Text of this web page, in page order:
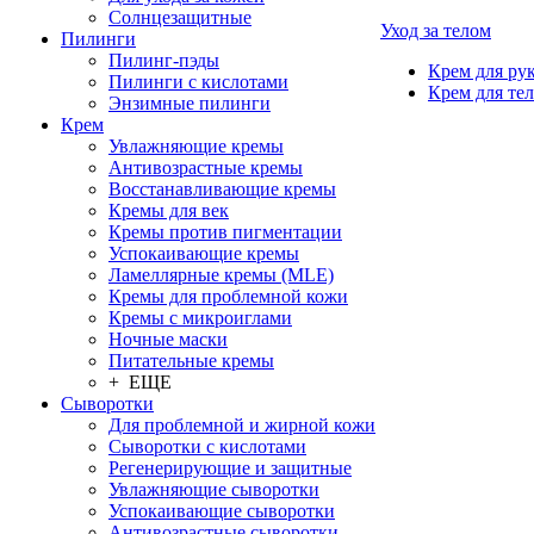
Солнцезащитные
Пилинги
Пилинг-пэды
Пилинги с кислотами
Энзимные пилинги
Крем
Увлажняющие кремы
Антивозрастные кремы
Восстанавливающие кремы
Кремы для век
Кремы против пигментации
Успокаивающие кремы
Ламеллярные кремы (MLE)
Кремы для проблемной кожи
Кремы с микроиглами
Ночные маски
Питательные кремы
+ ЕЩЕ
Сыворотки
Для проблемной и жирной кожи
Сыворотки с кислотами
Регенерирующие и защитные
Увлажняющие сыворотки
Успокаивающие сыворотки
Уход за телом
Крем для
Крем для